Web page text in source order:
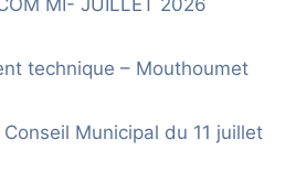
technique – Mouthoumet
Municipal du 11 juillet